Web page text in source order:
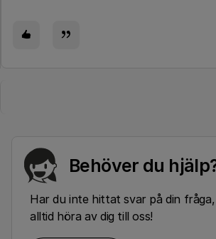
Behöver du
Har du inte hittat svar på din
alltid höra av dig till oss!